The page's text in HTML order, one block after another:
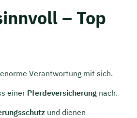
– Top
Verantwortung mit sich.
einer Pferdeversicherung nach.
und dienen